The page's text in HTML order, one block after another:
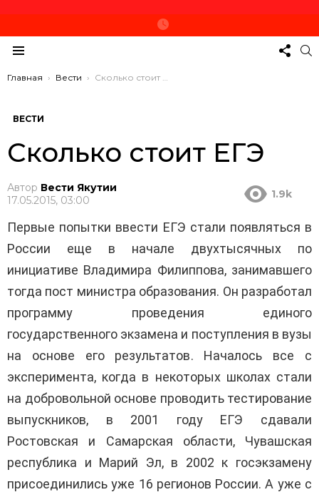
Вы здесь:
Главная Вести Сколько стоит ЕГЭ
ВЕСТИ
Сколько стоит ЕГЭ
Автор Вести Якутии
17.05.2015, 03:00
1.9k
Первые попытки ввести ЕГЭ стали появляться в
России еще в начале двухтысячных по
инициативе Владимира Филиппова, занимавшего
тогда пост министра образования. Он разработал
программу проведения единого
государственного экзамена и поступления в вузы
на основе его результатов. Началось все с
эксперимента, когда в некоторых школах стали
на добровольной основе проводить тестирование
выпускников, в 2001 году ЕГЭ сдавали
Ростовская и Самарская области, Чувашская
республика и Марий Эл, в 2002 к госэкзамену
присоединились уже 16 регионов России. А уже с